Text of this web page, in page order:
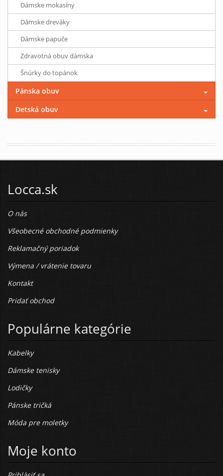
Dámske mokasíny
Dámske dreváky
Dámske papuče
Zdravotná obuv dámska
Šnúrky do topánok
Pánska obuv
Detská obuv
Locca.sk
O nás
Všeobecné obchodné podmienky
Reklamačný poriadok
Výmena / vrátenie tovaru
Kontakt
Pridať obchod
Populárne kategórie
Kabelky
Dámske tenisky
Lodičky
Pánske tričká
Móda pre moletky
Moje konto